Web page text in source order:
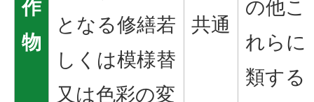
作
物
となる修繕若
しくは模様替
又は色彩の変
共通
の他こ
れらに
類する